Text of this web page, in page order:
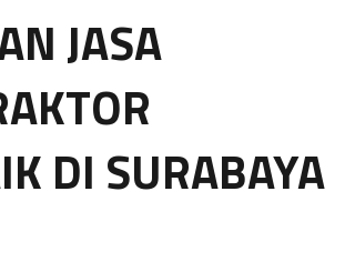
JASA
DI SURABAYA